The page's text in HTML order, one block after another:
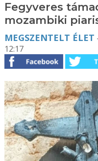
Fegyveres
mozambiki
MEGSZENTELT ÉLET
12:17